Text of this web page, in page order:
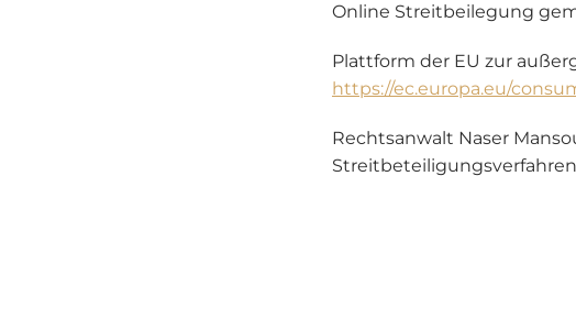
Online Streitbeilegung gem.
Plattform der EU zur
https://ec.europa.eu/
Rechtsanwalt Naser